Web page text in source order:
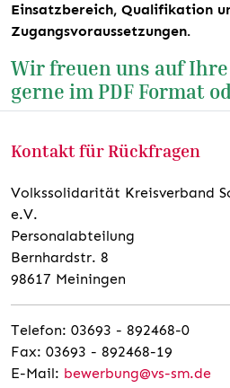
Einsatzbereich, Qualifikation
Zugangsvoraussetzungen.
Wir freuen uns auf
gerne im PDF Format
Kontakt für Rückfragen
Volkssolidarität Kreisverband
e.V.
Personalabteilung
Bernhardstr. 8
98617 Meiningen
Telefon: 03693 - 892468-0
Fax: 03693 - 892468-19
E-Mail: bewerbung@vs-sm.de